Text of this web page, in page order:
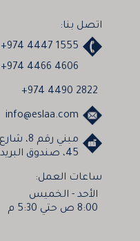
اتصل بنا:
+974 4447 1555
+974 4466 4606
+974 4490 2822
info@eslaa.com
45، صندوق البريد: 5440 الدوحة، قطر
ساعات العمل:
الأحد - الخميس
8:00 ص حتي 5:30 م